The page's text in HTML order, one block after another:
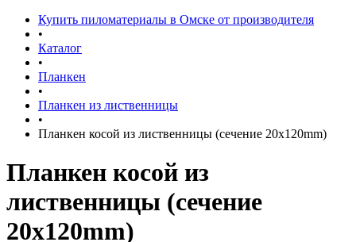
Купить пиломатериалы в Омске от производителя
•
Каталог
•
Планкен
•
Планкен из лиственницы
•
Планкен косой из лиственницы (сечение 20х120mm)
Планкен косой из
лиственницы (сечение
20х120mm)